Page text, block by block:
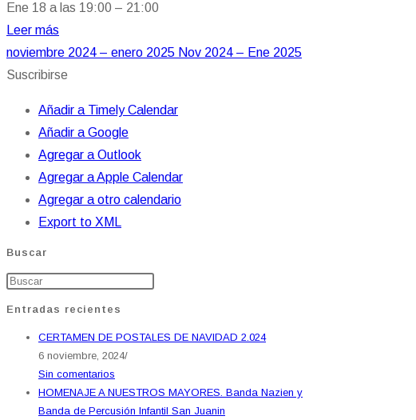
Ene 18 a las 19:00 – 21:00
Leer más
noviembre 2024 – enero 2025 Nov 2024 – Ene 2025
Suscribirse
Añadir a Timely Calendar
Añadir a Google
Agregar a Outlook
Agregar a Apple Calendar
Agregar a otro calendario
Export to XML
Buscar
Entradas recientes
CERTAMEN DE POSTALES DE NAVIDAD 2.024
6 noviembre, 2024/
Sin comentarios
HOMENAJE A NUESTROS MAYORES. Banda Nazien y
Banda de Percusión Infantil San Juanin